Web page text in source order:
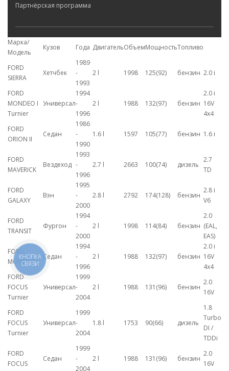
Партнёрская программа
Марка/
Модель
Кузов Года ДвигательОбъемМощностьТопливо
FORD
SIERRA
Хетчбек
1989
-
1993
2 l 1998 125(92) бензин 2.0 i
FORD
MONDEO I
Turnier
Универсал
1994
-
1996
2 l 1988 132(97) бензин
2.0 i
16V
4x4
FORD
ORION II
Седан
1986
-
1990
1.6 l 1597 105(77) бензин 1.6 i
FORD
MAVERICK
Вездеход
1993
-
1996
2.7 l 2663 100(74) дизель
2.7
TD
FORD
GALAXY
Вэн
1995
-
2000
2.8 l 2792 174(128) бензин
2.8 i
V6
FORD
TRANSIT
Фургон
1994
-
2000
2 l 1998 114(84) бензин
2.0
(EAL,
EAS)
FORD
MONDEO I
Седан
1994
-
1996
2 l 1988 132(97) бензин
2.0 i
16V
4x4
FORD
FOCUS
Turnier
Универсал
1999
-
2004
2 l 1988 131(96) бензин
2.0
16V
FORD
FOCUS
Turnier
Универсал
1999
-
2004
1.8 l 1753 90(66) дизель
1.8
Turbo
DI /
TDDi
FORD
FOCUS
Седан
1999
-
2004
2 l 1988 131(96) бензин
2.0
16V
КНОПКА
СВЯЗИ